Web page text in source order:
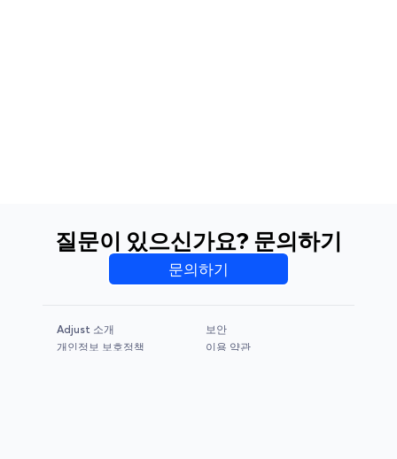
질문이 있으신가요? 문의하기
문의하기
Adjust 소개
보안
개인정보 보호정책
이용 약관